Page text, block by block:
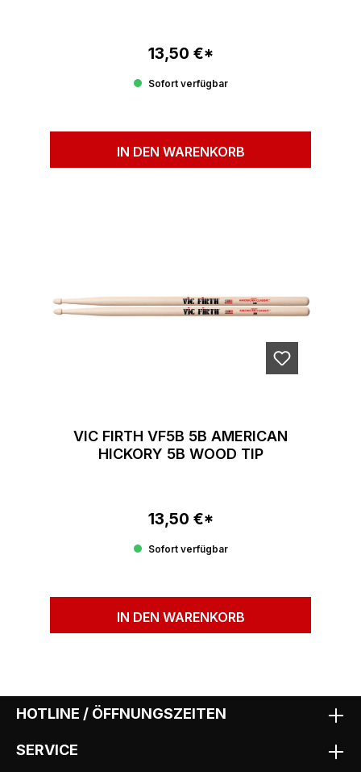
Regulärer Preis:
13,50 €*
Sofort verfügbar
IN DEN WARENKORB
VIC FIRTH VF5B 5B AMERICAN
HICKORY 5B WOOD TIP
Regulärer Preis:
13,50 €*
Sofort verfügbar
IN DEN WARENKORB
HOTLINE / ÖFFNUNGSZEITEN
SERVICE